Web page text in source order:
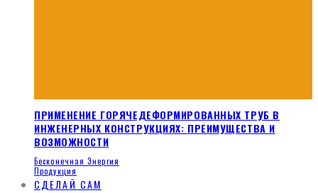
ПРИМЕНЕНИЕ ГОРЯЧЕДЕФОРМИРОВАННЫХ ТРУБ В
ИНЖЕНЕРНЫХ КОНСТРУКЦИЯХ: ПРЕИМУЩЕСТВА И
ВОЗМОЖНОСТИ
Бесконечная Энергия
Продукция
СДЕЛАЙ САМ